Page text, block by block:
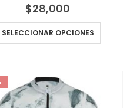
0out of 5
$28,000
SELECCIONAR OPCIONES